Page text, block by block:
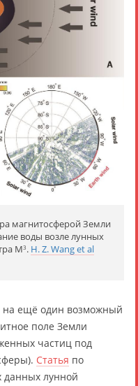
магнитосферой Земли
воды возле лунных
M3. H. Z. Wang et al
на ещё один возможный
поле Земли
частиц под
Статья по
данных лунной